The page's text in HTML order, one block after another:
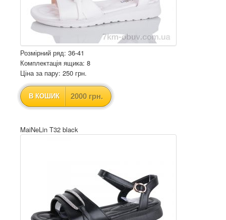
Розмірний ряд: 36-41
Комплектація ящика: 8
Ціна за пару: 250 грн.
В КОШИК 2000 грн.
MaiNeLin T32 black